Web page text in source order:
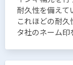
耐久性を備えて
これほどの耐
タ社のネーム印